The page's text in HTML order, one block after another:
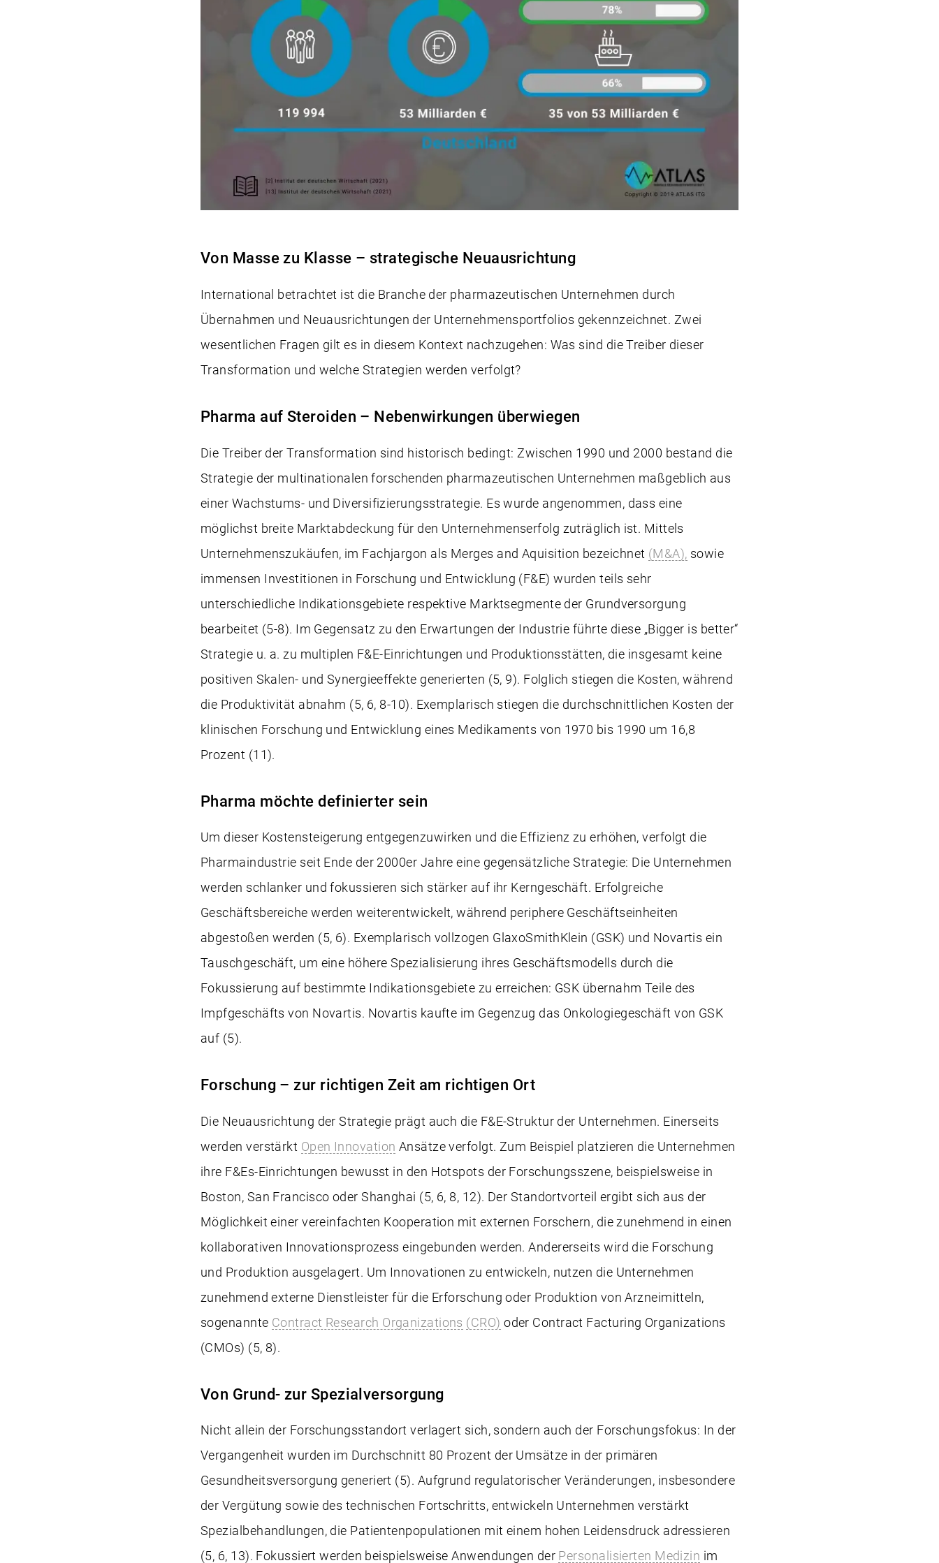
Von Masse zu Klasse – strategische Neuausrichtung
International betrachtet ist die Branche der pharmazeutischen Unternehmen durch
Übernahmen und Neuausrichtungen der Unternehmensportfolios gekennzeichnet. Zwei
wesentlichen Fragen gilt es in diesem Kontext nachzugehen: Was sind die Treiber dieser
Transformation und welche Strategien werden verfolgt?
Pharma auf Steroiden – Nebenwirkungen überwiegen
Die Treiber der Transformation sind historisch bedingt: Zwischen 1990 und 2000 bestand die
Strategie der multinationalen forschenden pharmazeutischen Unternehmen maßgeblich aus
einer Wachstums- und Diversifizierungsstrategie. Es wurde angenommen, dass eine
möglichst breite Marktabdeckung für den Unternehmenserfolg zuträglich ist. Mittels
Unternehmenszukäufen, im Fachjargon als Merges and Aquisition bezeichnet (M&A), sowie
immensen Investitionen in Forschung und Entwicklung (F&E) wurden teils sehr
unterschiedliche Indikationsgebiete respektive Marktsegmente der Grundversorgung
bearbeitet (5-8). Im Gegensatz zu den Erwartungen der Industrie führte diese „Bigger is better“
Strategie u. a. zu multiplen F&E-Einrichtungen und Produktionsstätten, die insgesamt keine
positiven Skalen- und Synergieeffekte generierten (5, 9). Folglich stiegen die Kosten, während
die Produktivität abnahm (5, 6, 8-10). Exemplarisch stiegen die durchschnittlichen Kosten der
klinischen Forschung und Entwicklung eines Medikaments von 1970 bis 1990 um 16,8
Prozent (11).
Pharma möchte definierter sein
Um dieser Kostensteigerung entgegenzuwirken und die Effizienz zu erhöhen, verfolgt die
Pharmaindustrie seit Ende der 2000er Jahre eine gegensätzliche Strategie: Die Unternehmen
werden schlanker und fokussieren sich stärker auf ihr Kerngeschäft. Erfolgreiche
Geschäftsbereiche werden weiterentwickelt, während periphere Geschäftseinheiten
abgestoßen werden (5, 6). Exemplarisch vollzogen GlaxoSmithKlein (GSK) und Novartis ein
Tauschgeschäft, um eine höhere Spezialisierung ihres Geschäftsmodells durch die
Fokussierung auf bestimmte Indikationsgebiete zu erreichen: GSK übernahm Teile des
Impfgeschäfts von Novartis. Novartis kaufte im Gegenzug das Onkologiegeschäft von GSK
auf (5).
Forschung – zur richtigen Zeit am richtigen Ort
Die Neuausrichtung der Strategie prägt auch die F&E-Struktur der Unternehmen. Einerseits
werden verstärkt Open Innovation Ansätze verfolgt. Zum Beispiel platzieren die Unternehmen
ihre F&Es-Einrichtungen bewusst in den Hotspots der Forschungsszene, beispielsweise in
Boston, San Francisco oder Shanghai (5, 6, 8, 12). Der Standortvorteil ergibt sich aus der
Möglichkeit einer vereinfachten Kooperation mit externen Forschern, die zunehmend in einen
kollaborativen Innovationsprozess eingebunden werden. Andererseits wird die Forschung
und Produktion ausgelagert. Um Innovationen zu entwickeln, nutzen die Unternehmen
zunehmend externe Dienstleister für die Erforschung oder Produktion von Arzneimitteln,
sogenannte Contract Research Organizations (CRO) oder Contract Facturing Organizations
(CMOs) (5, 8).
Von Grund- zur Spezialversorgung
Nicht allein der Forschungsstandort verlagert sich, sondern auch der Forschungsfokus: In der
Vergangenheit wurden im Durchschnitt 80 Prozent der Umsätze in der primären
Gesundheitsversorgung generiert (5). Aufgrund regulatorischer Veränderungen, insbesondere
der Vergütung sowie des technischen Fortschritts, entwickeln Unternehmen verstärkt
Spezialbehandlungen, die Patientenpopulationen mit einem hohen Leidensdruck adressieren
(5, 6, 13). Fokussiert werden beispielsweise Anwendungen der Personalisierten Medizin im